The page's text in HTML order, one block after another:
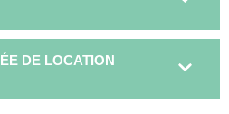
DE LOCATION